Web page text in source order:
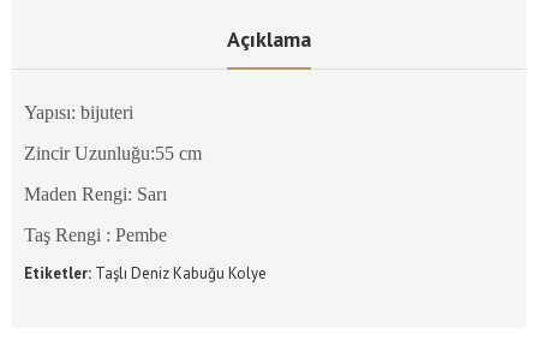
Açıklama
Yapısı: bijuteri
Zincir Uzunluğu:55 cm
Maden Rengi: Sarı
Taş Rengi : Pembe
Etiketler: Taşlı Deniz Kabuğu Kolye